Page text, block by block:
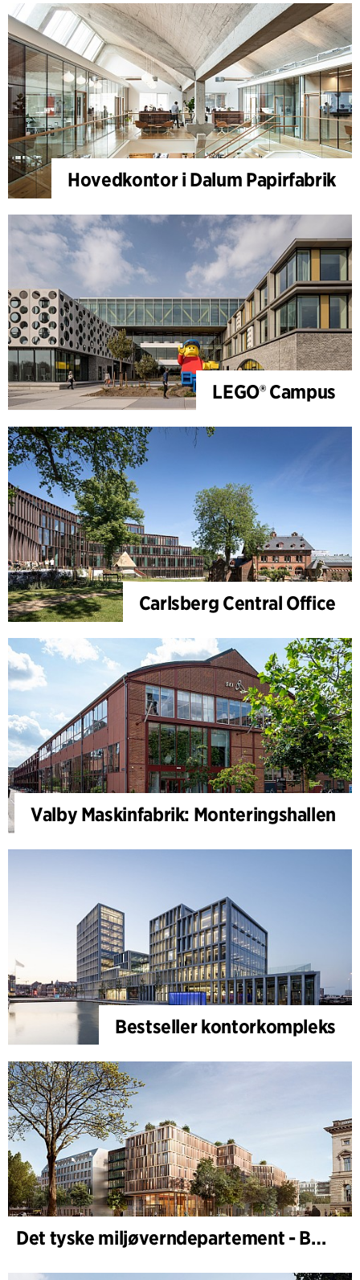
Hovedkontor i Dalum Papirfabrik
LEGO® Campus
Carlsberg Central Office
Valby Maskinfabrik: Monteringshallen
Bestseller kontorkompleks
Det tyske miljøverndepartement - BMUKN